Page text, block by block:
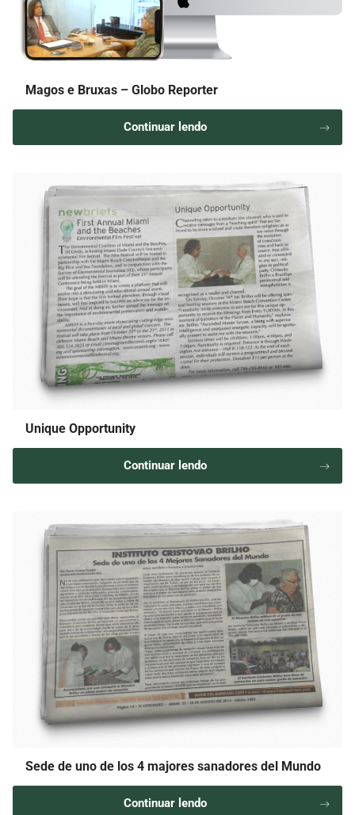
Magos e Bruxas – Globo Reporter
Continuar lendo
Unique Opportunity
Continuar lendo
Sede de uno de los 4 majores sanadores del Mundo
Continuar lendo